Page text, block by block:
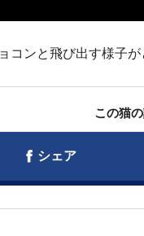
コンと飛び出す様子
この猫
Facebook
シェア